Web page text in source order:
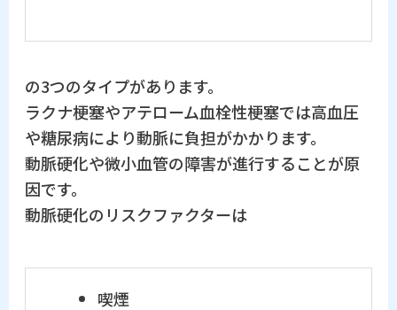
の3つのタイプがあります。
ラクナ梗塞やアテローム血栓性梗塞では高血圧
や糖尿病により動脈に負担がかかります。
動脈硬化や微小血管の障害が進行することが原
因です。
動脈硬化のリスクファクターは
喫煙